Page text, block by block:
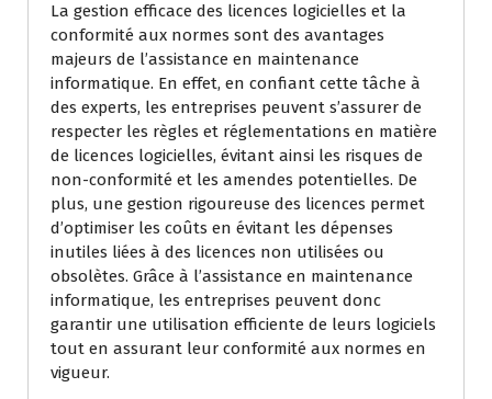
La gestion efficace des licences logicielles et la
conformité aux normes sont des avantages
majeurs de l’assistance en maintenance
informatique. En effet, en confiant cette tâche à
des experts, les entreprises peuvent s’assurer de
respecter les règles et réglementations en matière
de licences logicielles, évitant ainsi les risques de
non-conformité et les amendes potentielles. De
plus, une gestion rigoureuse des licences permet
d’optimiser les coûts en évitant les dépenses
inutiles liées à des licences non utilisées ou
obsolètes. Grâce à l’assistance en maintenance
informatique, les entreprises peuvent donc
garantir une utilisation efficiente de leurs logiciels
tout en assurant leur conformité aux normes en
vigueur.